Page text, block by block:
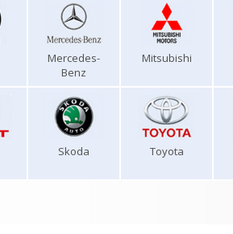
Mercedes-
Benz
Mitsubishi
Skoda Toyota